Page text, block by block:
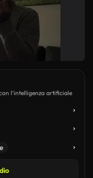
l’intelligenza artificiale